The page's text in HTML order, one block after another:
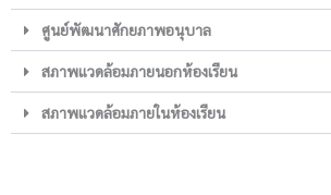
ศูนย์พัฒนาศักยภาพอนุบาล
สภาพแวดล้อมภายนอกห้องเรียน
สภาพแวดล้อมภายในห้องเรียน